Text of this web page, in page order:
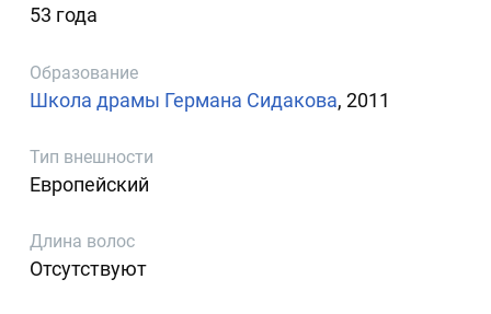
53 года
Образование
Школа драмы Германа Сидакова, 2011
Тип внешности
Европейский
Длина волос
Отсутствуют